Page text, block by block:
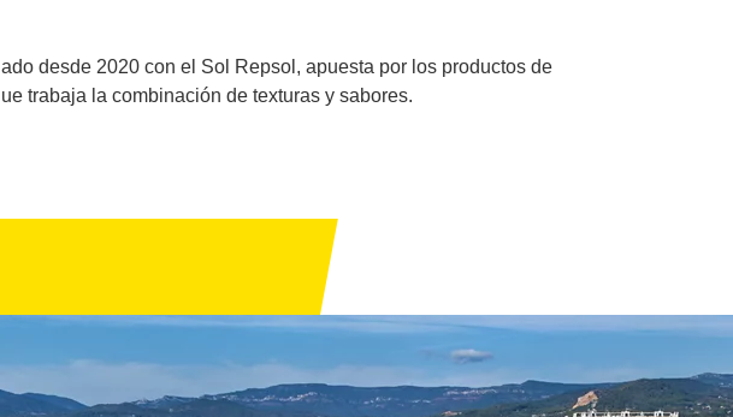
desde 2020 con el Sol Repsol, apuesta por los productos de
trabaja la combinación de texturas y sabores.